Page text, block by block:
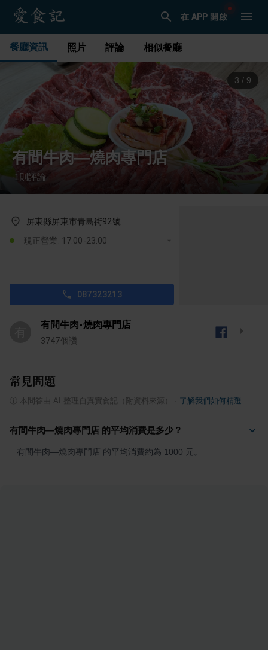
在 APP 開啟
餐廳資訊 照片 評論 相似餐廳
4 / 9
有間牛肉—燒肉專門店
·1 則評論
屏東縣屏東市青島街92號
現正營業: 17:00-23:00
087323213
有間牛肉-燒肉專門店
3747個讚
常見問題
本問答由 AI 整理自真實食記（附資料來源） 了解我們如何精選
有間牛肉—燒肉專門店 的平均消費是多少？
有間牛肉—燒肉專門店 的平均消費約為 1000 元。